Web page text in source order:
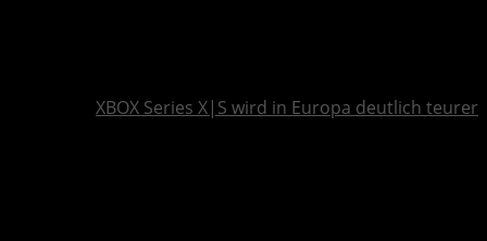
XBOX Series X|S wird in Europa deutlich teurer